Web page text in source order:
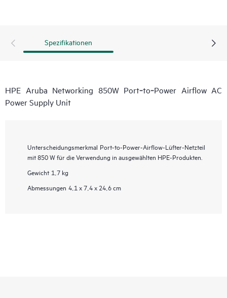
Spezifikationen
HPE Aruba Networking 850W Port‑to‑Power Airflow AC
Power Supply Unit
Unterscheidungsmerkmal Port-to-Power-Airflow-Lüfter-Netzteil
mit 850 W für die Verwendung in ausgewählten HPE-Produkten.
Gewicht 1,7 kg
Abmessungen 4,1 x 7,4 x 24,6 cm